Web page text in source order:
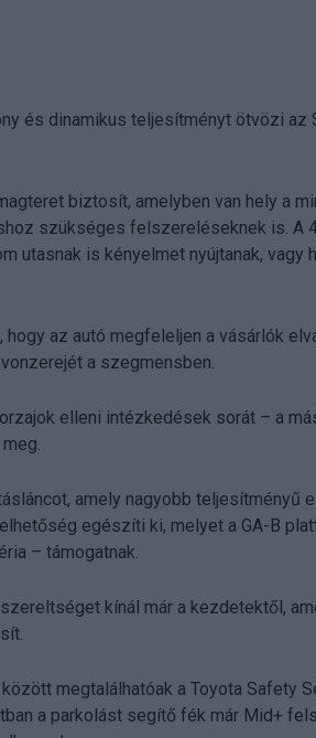
és dinamikus teljesítményt ötvözi az
biztosít, amelyben van hely a
szükséges felszereléseknek is. A
utasnak is kényelmet nyújtanak, vagy
az autó megfeleljen a vásárlók
a szegmensben.
elleni intézkedések sorát – a
amely nagyobb teljesítményű
egészíti ki, melyet a GA-B
– támogatnak.
kínál már a kezdetektől,
megtalálhatóak a Toyota Safety
a parkolást segítő fék már Mid+